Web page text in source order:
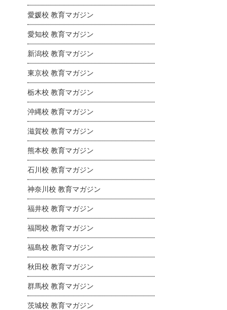
愛媛校 教育マガジン
愛知校 教育マガジン
新潟校 教育マガジン
東京校 教育マガジン
栃木校 教育マガジン
沖縄校 教育マガジン
滋賀校 教育マガジン
熊本校 教育マガジン
石川校 教育マガジン
神奈川校 教育マガジン
福井校 教育マガジン
福岡校 教育マガジン
福島校 教育マガジン
秋田校 教育マガジン
群馬校 教育マガジン
茨城校 教育マガジン